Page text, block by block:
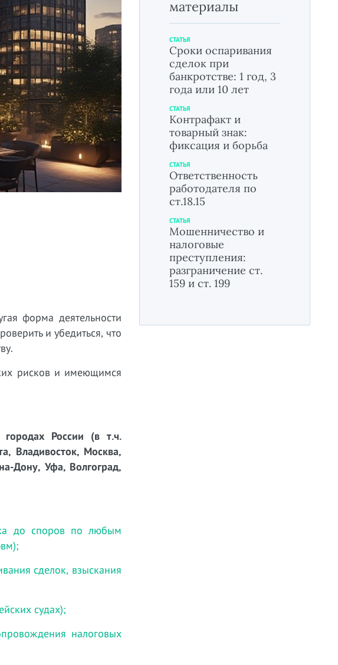
форма деятельности
и убедиться, что
рисков и имеющимся
России (в т.ч.
Владивосток, Москва,
Дону, Уфа, Волгоград,
до споров по любым
сделок, взыскания
судах);
налоговых
материалы
СТАТЬЯ
Сроки оспаривания
сделок при
банкротстве: 1 год, 3
года или 10 лет
СТАТЬЯ
Контрафакт и
товарный знак:
фиксация и борьба
СТАТЬЯ
Ответственность
работодателя по
ст.18.15
СТАТЬЯ
Мошенничество и
налоговые
преступления:
разграничение ст.
159 и ст. 199